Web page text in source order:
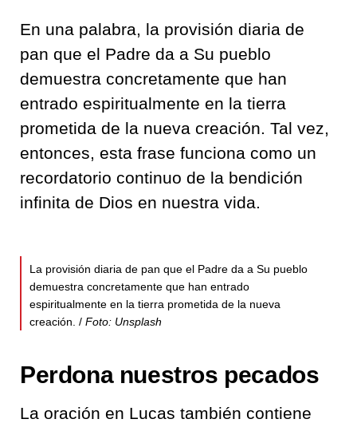
En una palabra, la provisión diaria de
pan que el Padre da a Su pueblo
demuestra concretamente que han
entrado espiritualmente en la tierra
prometida de la nueva creación. Tal vez,
entonces, esta frase funciona como un
recordatorio continuo de la bendición
infinita de Dios en nuestra vida.
La provisión diaria de pan que el Padre da a Su pueblo
demuestra concretamente que han entrado
espiritualmente en la tierra prometida de la nueva
creación. / Foto: Unsplash
Perdona nuestros pecados
La oración en Lucas también contiene